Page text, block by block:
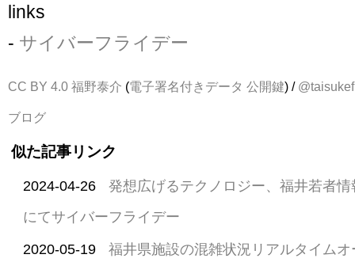
links
- サイバーフライデー
CC BY 4.0 福野泰介 (電子署名付きデータ 公開鍵) / @taisukef
ブログ
似た記事リンク
2024-04-26
発想広げるテクノロジー、福井若者
にてサイバーフライデー
2020-05-19
福井県施設の混雑状況リアルタイム